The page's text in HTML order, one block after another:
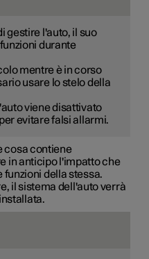
gestire l'auto, il suo
durante
mentre è in corso
usare lo stelo della
viene disattivato
evitare falsi allarmi.
cosa contiene
in anticipo l'impatto che
funzioni della stessa.
il sistema dell'auto verrà